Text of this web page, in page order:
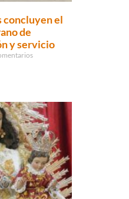
concluyen el
de
y servicio